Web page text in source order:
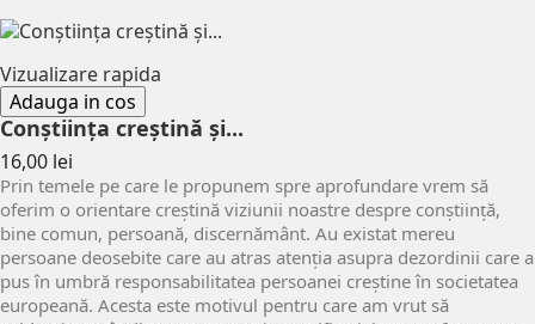
Vizualizare rapida
Adauga in cos
Conştiinţa creştină şi...
16,00 lei
Prin temele pe care le propunem spre aprofundare vrem să
oferim o orientare creştină viziunii noastre despre conştiinţă,
bine comun, persoană, discernământ. Au existat mereu
persoane deosebite care au atras atenţia asupra dezordinii care a
pus în umbră responsabilitatea persoanei creştine în societatea
europeană. Acesta este motivul pentru care am vrut să